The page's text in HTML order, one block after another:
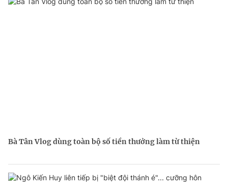
Bà Tân Vlog dùng toàn bộ số tiền thưởng làm từ thiện